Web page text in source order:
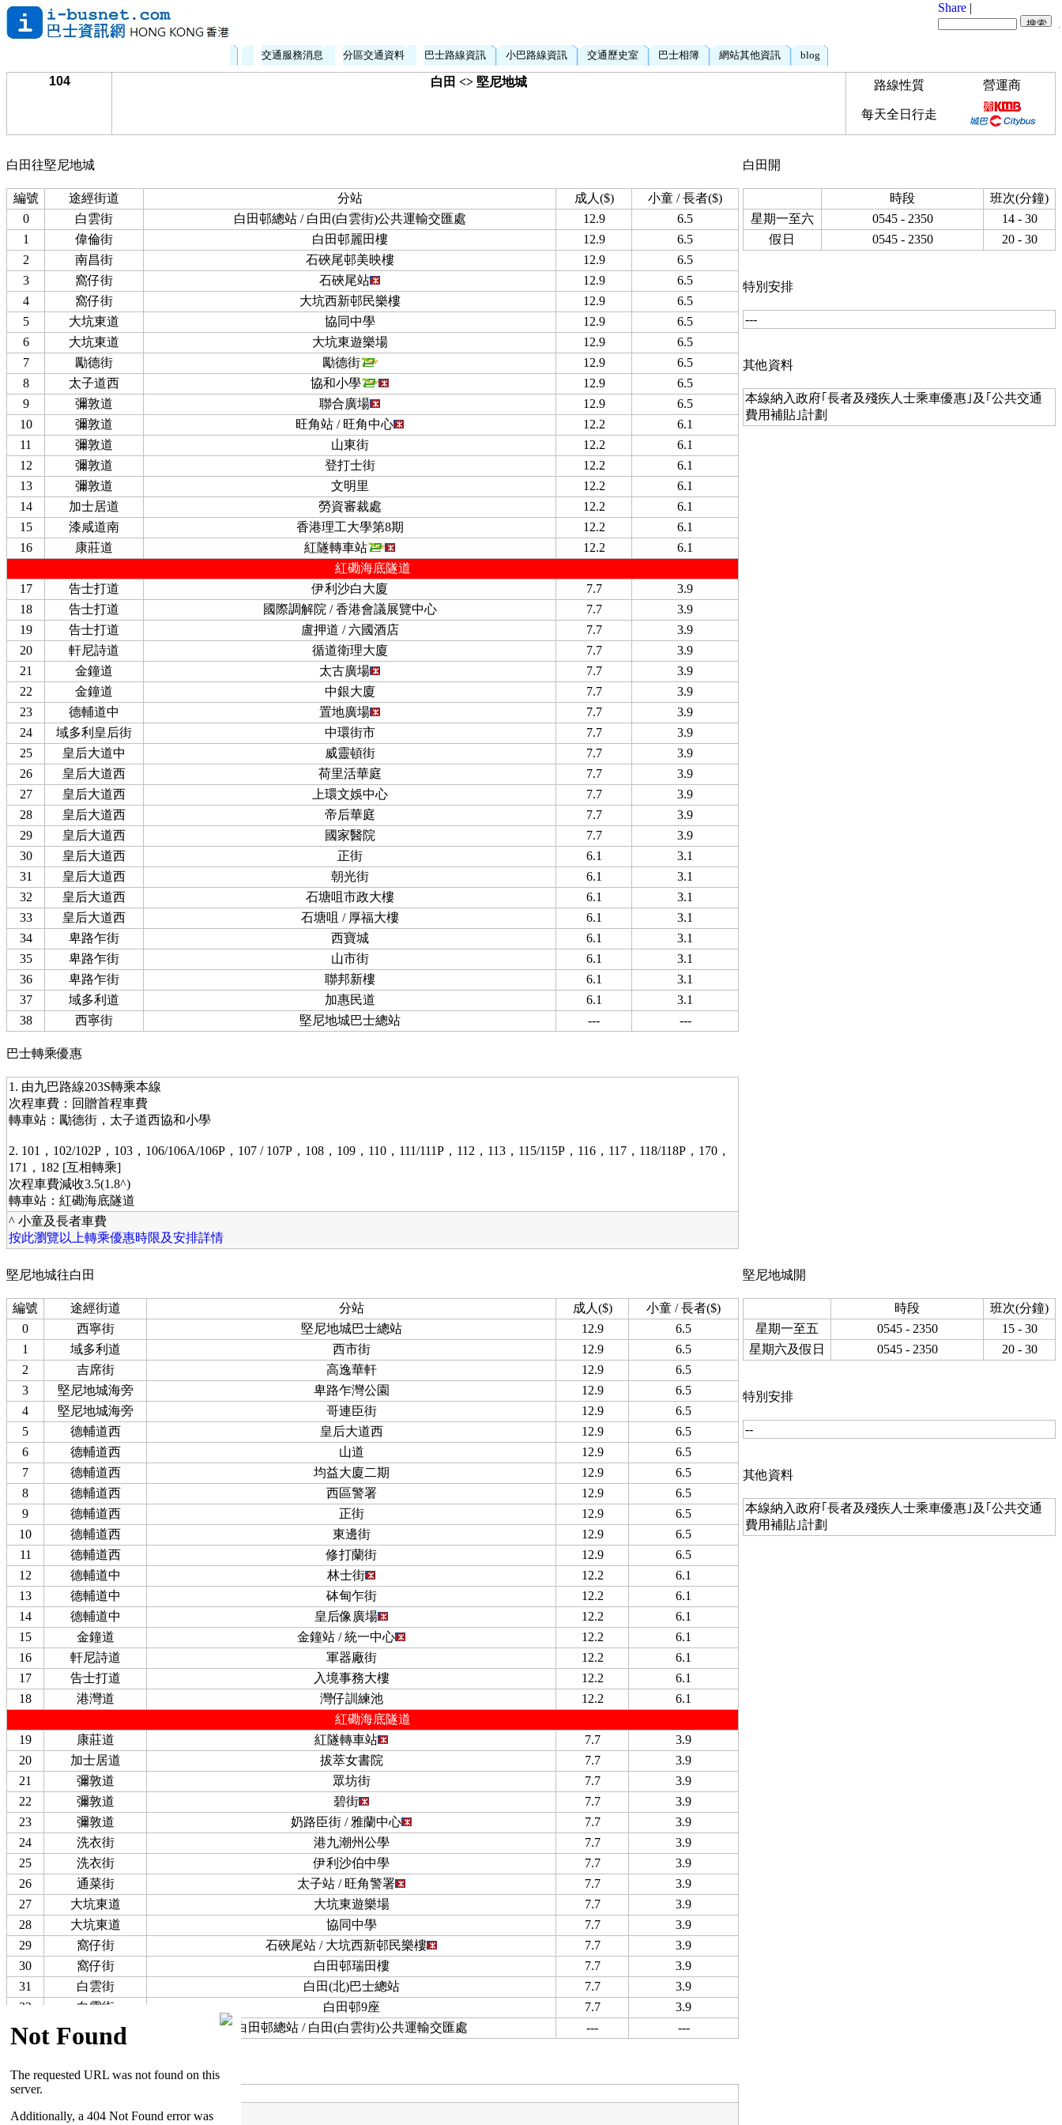
Share |
交通服務消息 分區交通資料 巴士路線資訊 小巴路線資訊 交通歷史室 巴士相簿 網站其他資訊 blog
104 白田 <> 堅尼地城 路線性質 營運商
每天全日行走
白田往堅尼地城
編號 途經街道 分站 成人($)
小童 / 長者($)
0
白雲街 白田邨總站 / 白田(白雲街)公共運輸交匯處 12.9
6.5
1
偉倫街 白田邨麗田樓 12.9
6.5
2
南昌街 石硤尾邨美映樓 12.9
6.5
3
窩仔街 石硤尾站 12.9
6.5
4
窩仔街 大坑西新邨民樂樓 12.9
6.5
5
大坑東道 協同中學 12.9
6.5
6
大坑東道 大坑東遊樂場 12.9
6.5
7
勵德街 勵德街 12.9
6.5
8
太子道西 協和小學 12.9
6.5
9
彌敦道 聯合廣場 12.9
6.5
10
彌敦道 旺角站 / 旺角中心 12.2
6.1
11
彌敦道 山東街 12.2
6.1
12
彌敦道 登打士街 12.2
6.1
13
彌敦道 文明里 12.2
6.1
14
加士居道 勞資審裁處 12.2
6.1
15
漆咸道南 香港理工大學第8期 12.2
6.1
16
康莊道 紅隧轉車站 12.2
6.1
紅磡海底隧道
17
告士打道 伊利沙白大廈 7.7
3.9
18
告士打道 國際調解院 / 香港會議展覽中心 7.7
3.9
19
告士打道 盧押道 / 六國酒店 7.7
3.9
20
軒尼詩道 循道衛理大廈 7.7
3.9
21
金鐘道 太古廣場 7.7
3.9
22
金鐘道 中銀大廈 7.7
3.9
23
德輔道中 置地廣場 7.7
3.9
24
域多利皇后街 中環街市 7.7
3.9
25
皇后大道中 威靈頓街 7.7
3.9
26
皇后大道西 荷里活華庭 7.7
3.9
27
皇后大道西 上環文娛中心 7.7
3.9
28
皇后大道西 帝后華庭 7.7
3.9
29
皇后大道西 國家醫院 7.7
3.9
30
皇后大道西 正街 6.1
3.1
31
皇后大道西 朝光街 6.1
3.1
32
皇后大道西 石塘咀市政大樓 6.1
3.1
33
皇后大道西 石塘咀 / 厚福大樓 6.1
3.1
34
卑路乍街 西寶城 6.1
3.1
35
卑路乍街 山市街 6.1
3.1
36
卑路乍街 聯邦新樓 6.1
3.1
37
域多利道 加惠民道 6.1
3.1
38
西寧街 堅尼地城巴士總站 --- ---
巴士轉乘優惠
1. 由九巴路線203S轉乘本線
次程車費：回贈首程車費
轉車站：勵德街，太子道西協和小學
2. 101，102/102P，103，106/106A/106P，107 / 107P，108，109，110，111/111P，112，113，115/115P，116，117，118/118P，170，
171，182 [互相轉乘]
次程車費減收3.5(1.8^)
轉車站：紅磡海底隧道
^ 小童及長者車費
按此瀏覽以上轉乘優惠時限及安排詳情
白田開
時段
班次(分鐘)
星期一至六
0545 - 2350
14 - 30
假日
0545 - 2350 20 - 30
特別安排
---
其他資料
本線納入政府｢長者及殘疾人士乘車優惠｣及｢公共交通
費用補貼｣計劃
堅尼地城往白田
編號 途經街道 分站 成人($)
小童 / 長者($)
0
西寧街 堅尼地城巴士總站 12.9
6.5
1
域多利道 西市街 12.9
6.5
2
吉席街 高逸華軒 12.9
6.5
3
堅尼地城海旁 卑路乍灣公園 12.9
6.5
4
堅尼地城海旁 哥連臣街 12.9
6.5
5
德輔道西 皇后大道西 12.9
6.5
6
德輔道西 山道 12.9
6.5
7
德輔道西 均益大廈二期 12.9
6.5
8
德輔道西 西區警署 12.9
6.5
9
德輔道西 正街 12.9
6.5
10
德輔道西 東邊街 12.9
6.5
11
德輔道西 修打蘭街 12.9
6.5
12
德輔道中 林士街 12.2
6.1
13
德輔道中 砵甸乍街 12.2
6.1
14
德輔道中 皇后像廣場 12.2
6.1
15
金鐘道 金鐘站 / 統一中心 12.2
6.1
16
軒尼詩道 軍器廠街 12.2
6.1
17
告士打道 入境事務大樓 12.2
6.1
18
港灣道 灣仔訓練池 12.2
6.1
紅磡海底隧道
19
康莊道 紅隧轉車站 7.7
3.9
20
加士居道 拔萃女書院 7.7
3.9
21
彌敦道 眾坊街 7.7
3.9
22
彌敦道 碧街 7.7
3.9
23
彌敦道 奶路臣街 / 雅蘭中心 7.7
3.9
24
洗衣街 港九潮州公學 7.7
3.9
25
洗衣街 伊利沙伯中學 7.7
3.9
26
通菜街 太子站 / 旺角警署 7.7
3.9
27
大坑東道 大坑東遊樂場 7.7
3.9
28
大坑東道 協同中學 7.7
3.9
29
窩仔街 石硤尾站 / 大坑西新邨民樂樓 7.7
3.9
30
窩仔街 白田邨瑞田樓 7.7
3.9
31
白雲街 白田(北)巴士總站 7.7
3.9
32
白雲街 白田邨9座 7.7
3.9
33
白田邨總站 / 白田(白雲街)公共運輸交匯處 --- ---
-
^ 小童及長者車費
堅尼地城開
時段
班次(分鐘)
星期一至五
0545 - 2350
15 - 30
星期六及假日
0545 - 2350 20 - 30
特別安排
--
其他資料
本線納入政府｢長者及殘疾人士乘車優惠｣及｢公共交通
費用補貼｣計劃